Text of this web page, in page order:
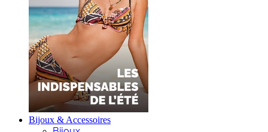
Bijoux & Accessoires